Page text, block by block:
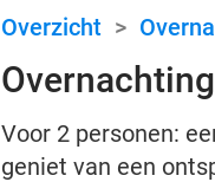
Overzicht >
Voor 2 personen:
geniet van een